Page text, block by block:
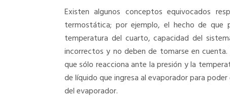
Existen algunos conceptos equivocados
termostática; por ejemplo, el hecho de que
temperatura del cuarto, capacidad del
incorrectos y no deben de tomarse en
que sólo reacciona ante la presión y la
de líquido que ingresa al evaporador para
del evaporador.